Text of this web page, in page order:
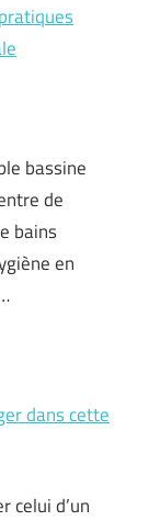
bassine
de
bains
en
dans cette
celui d’un